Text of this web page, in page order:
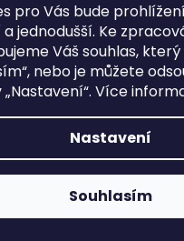
pro Vás bude
jednodušší. Ke
Váš souhlas,
“, nebo je můžete
Nastavení“. Více
Nastavení
Souhlasím
Skladem
1 398,35 Kč bez DPH
1 692 Kč
DO KOŠÍKU